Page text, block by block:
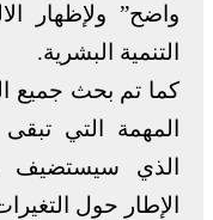
واضح” ولإظهار
التنمية البشرية.
كما تم بحث جميع
المهمة التي
الذي سيستضيف